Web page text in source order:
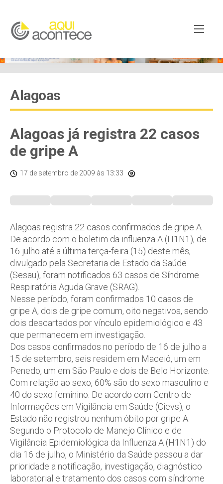
Alagoas
Alagoas já registra 22 casos
de gripe A
17 de setembro de 2009 às 13:33
Alagoas registra 22 casos confirmados de gripe A.
De acordo com o boletim da influenza A (H1N1), de
16 julho até a última terça-feira (15) deste mês,
divulgado pela Secretaria de Estado da Saúde
(Sesau), foram notificados 63 casos de Síndrome
Respiratória Aguda Grave (SRAG).
Nesse período, foram confirmados 10 casos de
gripe A, dois de gripe comum, oito negativos, sendo
dois descartados por vínculo epidemiológico e 43
que permanecem em investigação.
Dos casos confirmados no período de 16 de julho a
15 de setembro, seis residem em Maceió, um em
Penedo, um em São Paulo e dois de Belo Horizonte.
Com relação ao sexo, 60% são do sexo masculino e
40 do sexo feminino. De acordo com Centro de
Informações em Vigilância em Saúde (Cievs), o
Estado não registrou nenhum óbito por gripe A.
Segundo o Protocolo de Manejo Clínico e de
Vigilância Epidemiológica da Influenza A (H1N1) do
dia 16 de julho, o Ministério da Saúde passou a dar
prioridade a notificação, investigação, diagnóstico
laboratorial e tratamento dos casos com síndrome